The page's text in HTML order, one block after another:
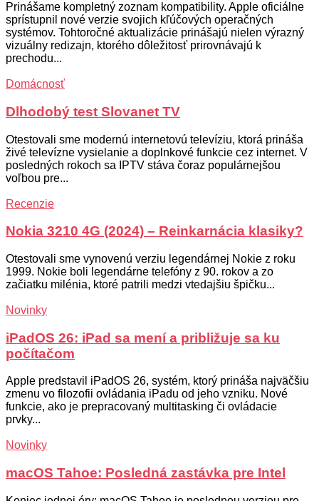
Prinášame kompletný zoznam kompatibility. Apple oficiálne
sprístupnil nové verzie svojich kľúčových operačných
systémov. Tohtoročné aktualizácie prinášajú nielen výrazný
vizuálny redizajn, ktorého dôležitosť prirovnávajú k
prechodu...
Domácnosť
Dlhodobý test Slovanet TV
Otestovali sme modernú internetovú televíziu, ktorá prináša
živé televízne vysielanie a doplnkové funkcie cez internet. V
posledných rokoch sa IPTV stáva čoraz populárnejšou
voľbou pre...
Recenzie
Nokia 3210 4G (2024) – Reinkarnácia klasiky?
Otestovali sme vynovenú verziu legendárnej Nokie z roku
1999. Nokie boli legendárne telefóny z 90. rokov a zo
začiatku milénia, ktoré patrili medzi vtedajšiu špičku...
Novinky
iPadOS 26: iPad sa mení a približuje sa ku
počítačom
Apple predstavil iPadOS 26, systém, ktorý prináša najväčšiu
zmenu vo filozofii ovládania iPadu od jeho vzniku. Nové
funkcie, ako je prepracovaný multitasking či ovládacie
prvky...
Novinky
macOS Tahoe: Posledná zastávka pre Intel